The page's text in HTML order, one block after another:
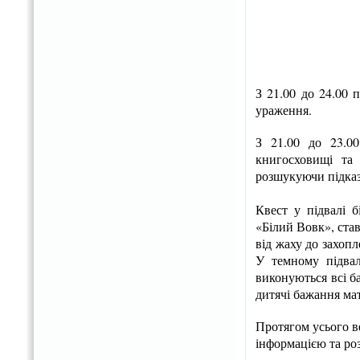
З 21.00 до 24.00
ураження.
З 21.00 до 23.00
книгосховищі
розшукуючи
Квест у підвалі
«Білий Вовк»,
від жаху до
У темному
виконуються всі
дитячі бажання
Протягом усього
інформацією та